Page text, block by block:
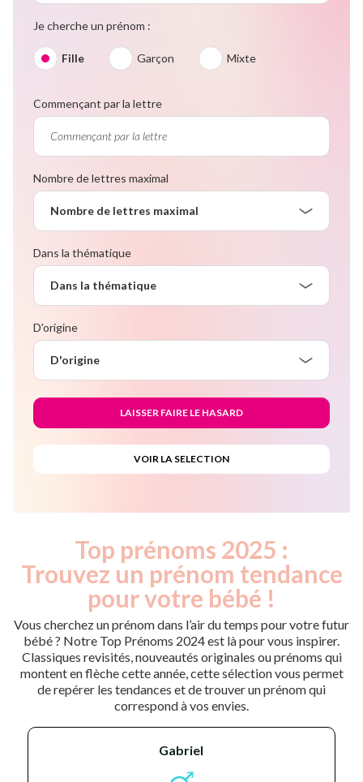
Je cherche un prénom :
Fille Garçon Mixte
Commençant par la lettre
Nombre de lettres maximal
Nombre de lettres maximal
Dans la thématique
Dans la thématique
D'origine
D'origine
Top prénoms 2025 :
Trouvez un prénom tendance
pour votre bébé !
Vous cherchez un prénom dans l’air du temps pour votre futur
bébé ? Notre Top Prénoms 2024 est là pour vous inspirer.
Classiques revisités, nouveautés originales ou prénoms qui
montent en flèche cette année, cette sélection vous permet
de repérer les tendances et de trouver un prénom qui
correspond à vos envies.
gabriel